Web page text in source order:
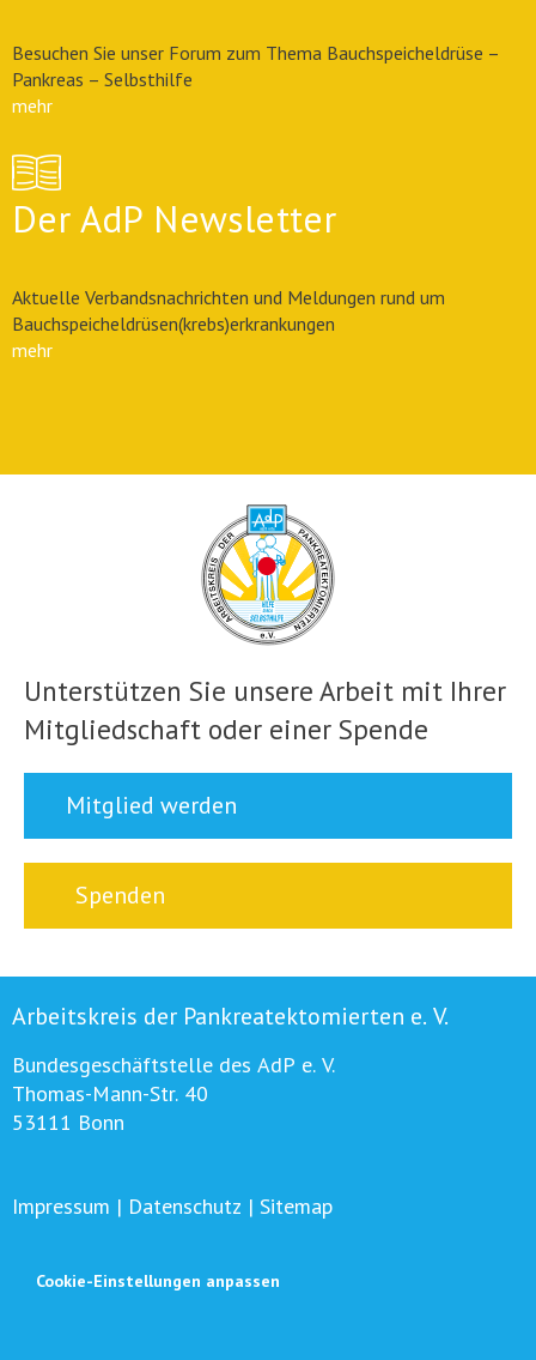
Besuchen Sie unser Forum zum Thema Bauchspeicheldrüse –
Pankreas – Selbsthilfe
mehr
Der AdP Newsletter
Aktuelle Verbandsnachrichten und Meldungen rund um
Bauchspeicheldrüsen(krebs)erkrankungen
mehr
Unterstützen Sie unsere Arbeit mit Ihrer
Mitgliedschaft oder einer Spende
Mitglied werden
Spenden
Arbeitskreis der Pankreatektomierten e. V.
Bundesgeschäftstelle des AdP e. V.
Thomas-Mann-Str. 40
53111 Bonn
Impressum | Datenschutz | Sitemap
Cookie-Einstellungen anpassen